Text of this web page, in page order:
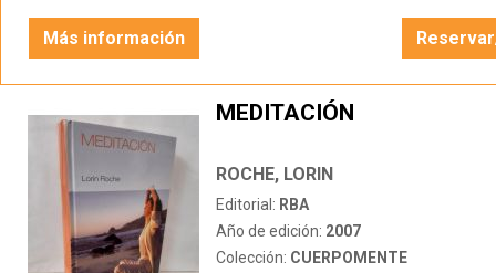
Más información
MEDITACIÓN
ROCHE, LORIN
Editorial: RBA
Año de edición: 2007
Colección: CUERPOMENTE